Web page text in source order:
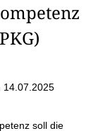
14.07.2025
soll die